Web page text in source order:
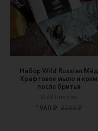
Набор Wild Russian Мёд
Крафтовое мыло и крем
после бритья
Wild Russian
1960 ₽ 2200 ₽